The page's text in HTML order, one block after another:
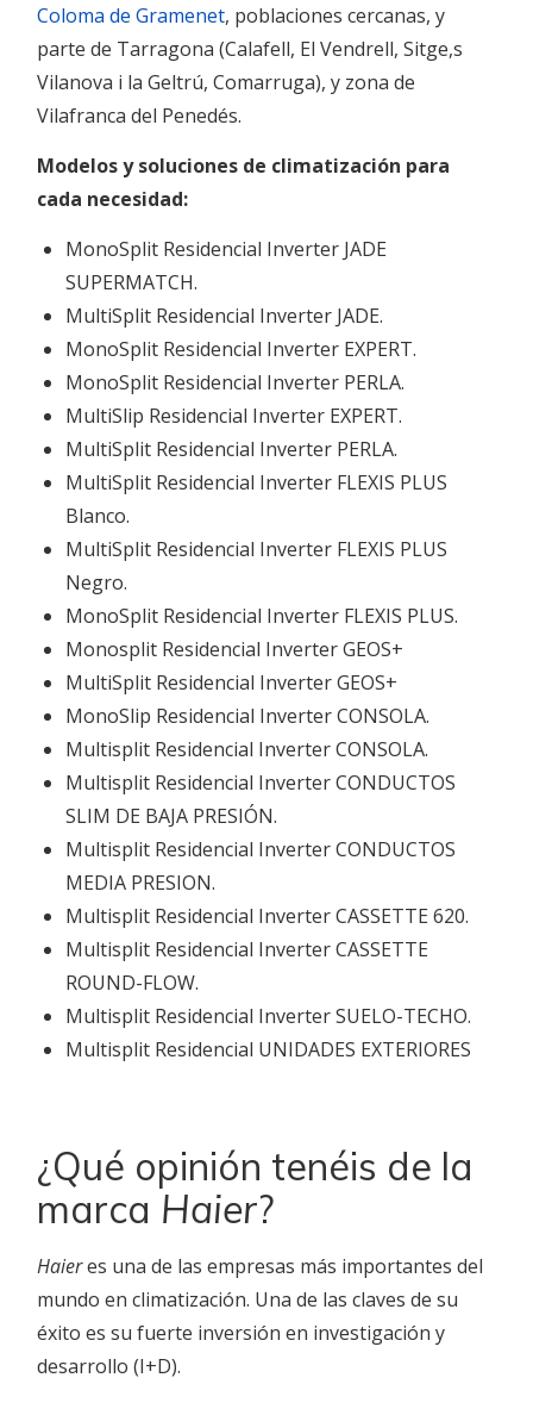
Coloma de Gramenet, poblaciones cercanas, y
parte de Tarragona (Calafell, El Vendrell, Sitge,s
Vilanova i la Geltrú, Comarruga), y zona de
Vilafranca del Penedés.
Modelos y soluciones de climatización para
cada necesidad:
MonoSplit Residencial Inverter JADE
SUPERMATCH.
MultiSplit Residencial Inverter JADE.
MonoSplit Residencial Inverter EXPERT.
MonoSplit Residencial Inverter PERLA.
MultiSlip Residencial Inverter EXPERT.
MultiSplit Residencial Inverter PERLA.
MultiSplit Residencial Inverter FLEXIS PLUS
Blanco.
MultiSplit Residencial Inverter FLEXIS PLUS
Negro.
MonoSplit Residencial Inverter FLEXIS PLUS.
Monosplit Residencial Inverter GEOS+
MultiSplit Residencial Inverter GEOS+
MonoSlip Residencial Inverter CONSOLA.
Multisplit Residencial Inverter CONSOLA.
Multisplit Residencial Inverter CONDUCTOS
SLIM DE BAJA PRESIÓN.
Multisplit Residencial Inverter CONDUCTOS
MEDIA PRESION.
Multisplit Residencial Inverter CASSETTE 620.
Multisplit Residencial Inverter CASSETTE
ROUND-FLOW.
Multisplit Residencial Inverter SUELO-TECHO.
Multisplit Residencial UNIDADES EXTERIORES
¿Qué opinión tenéis de la
marca Haier?
Haieres una de las empresas más importantes del
mundo en climatización. Una de las claves de su
éxito es su fuerte inversión en investigación y
desarrollo (I+D).